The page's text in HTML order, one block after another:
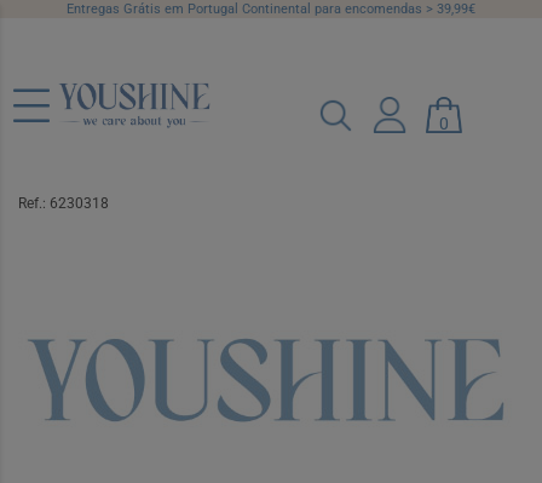
Entregas Grátis em Portugal Continental para encomendas > 39,99€
0
Amflee Comb 268/ 241,2 Sol Pip Cao
Ref.: 6230318